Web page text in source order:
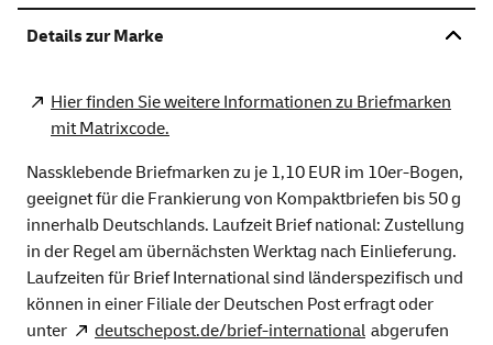
Details zur Marke
Hier finden Sie weitere Informationen zu Briefmarken
mit Matrixcode.
Nassklebende Briefmarken zu je 1,10 EUR im 10er-Bogen,
geeignet für die Frankierung von Kompaktbriefen bis 50 g
innerhalb Deutschlands. Laufzeit Brief national: Zustellung
in der Regel am übernächsten Werktag nach Einlieferung.
Laufzeiten für Brief International sind länderspezifisch und
können in einer Filiale der Deutschen Post erfragt oder
unter
deutschepost.de/brief-international abgerufen